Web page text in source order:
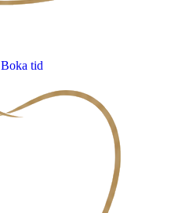
Boka tid